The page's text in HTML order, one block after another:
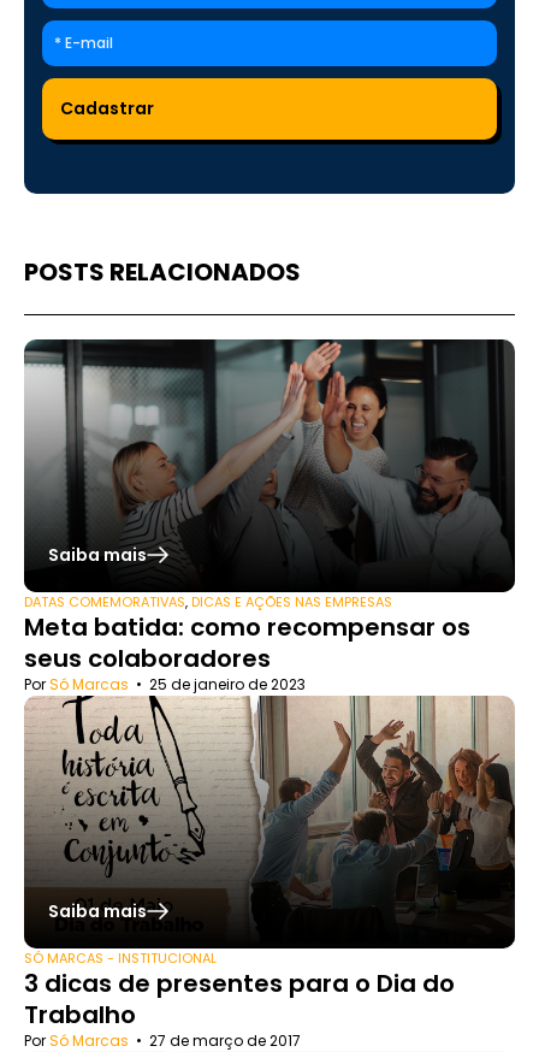
POSTS RELACIONADOS
Saiba mais
DATAS COMEMORATIVAS,DICAS E AÇÕES NAS EMPRESAS
Meta batida: como recompensar os
seus colaboradores
PorSó Marcas • 25 de janeiro de 2023
Saiba mais
SÓ MARCAS - INSTITUCIONAL
3 dicas de presentes para o Dia do
Trabalho
PorSó Marcas • 27 de março de 2017